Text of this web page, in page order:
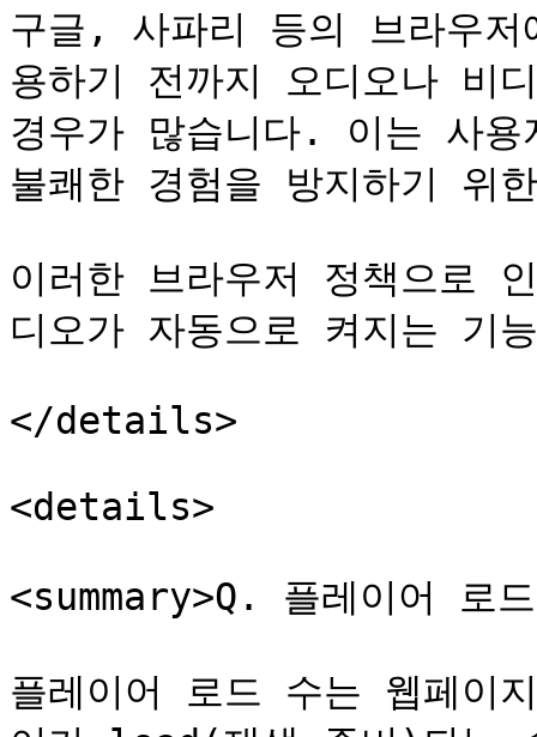
구글, 사파리 등의 브라우저
용하기 전까지 오디오나 비
경우가 많습니다. 이는 사
불쾌한 경험을 방지하기 위
이러한 브라우저 정책으로
디오가 자동으로 켜지는 기
</details>
<details>
<summary>Q. 플레이어 로
플레이어 로드 수는 웹페이